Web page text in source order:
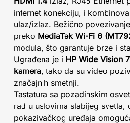
internet konekciju, i
ulaz/izlaz. Bežično
preko MediaTek Wi-Fi 6
modula, što garantuje brze i
Ugrađena je i HP Wide Vision
kamera, tako da su video
značajnih smetnji.
Tastatura sa pozadinskim
rad u uslovima slabijeg svetla,
pokazivačkog uređaja